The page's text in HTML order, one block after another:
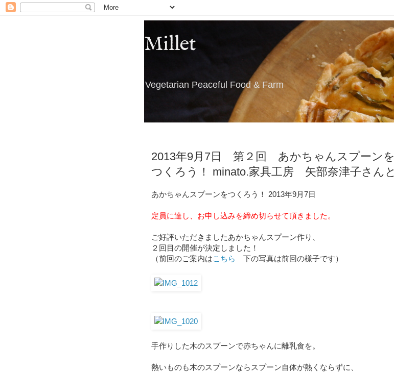
Millet
Vegetarian Peaceful Food & Farm
2013年9月7日 第２回 あかちゃんスプーンを
つくろう！ minato.家具工房 矢部奈津子さんと
あかちゃんスプーンをつくろう！ 2013年9月7日
定員に達し、お申し込みを締め切らせて頂きました。
ご好評いただきましたあかちゃんスプーン作り、
２回目の開催が決定しました！
（前回のご案内はこちら 下の写真は前回の様子です）
手作りした木のスプーンで赤ちゃんに離乳食を。
熱いものも木のスプーンならスプーン自体が熱くならずに、